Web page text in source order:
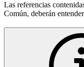
Las referencias
Común, deberán